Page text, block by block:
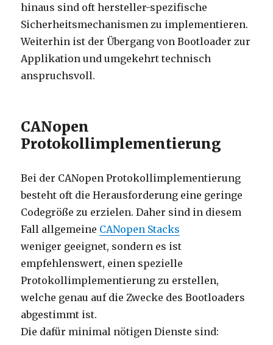
hinaus sind oft hersteller-spezifische
Sicherheitsmechanismen zu implementieren.
Weiterhin ist der Übergang von Bootloader zur
Applikation und umgekehrt technisch
anspruchsvoll.
CANopen
Protokollimplementierung
Bei der CANopen Protokollimplementierung
besteht oft die Herausforderung eine geringe
Codegröße zu erzielen. Daher sind in diesem
Fall allgemeine CANopen Stacks
weniger geeignet, sondern es ist
empfehlenswert, einen spezielle
Protokollimplementierung zu erstellen,
welche genau auf die Zwecke des Bootloaders
abgestimmt ist.
Die dafür minimal nötigen Dienste sind: